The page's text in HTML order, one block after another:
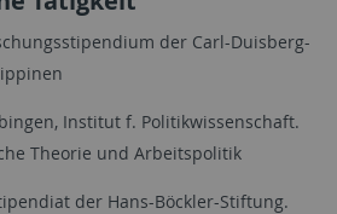
der Carl-Duisberg-
Institut f. Politikwissenschaft.
Theorie und Arbeitspolitik
der Hans-Böckler-Stiftung.